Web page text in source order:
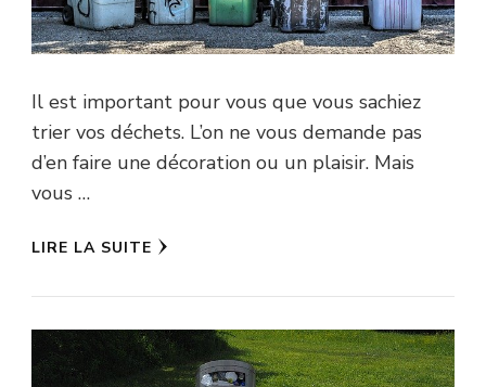
Il est important pour vous que vous sachiez
trier vos déchets. L’on ne vous demande pas
d’en faire une décoration ou un plaisir. Mais
vous …
LIRE LA SUITE